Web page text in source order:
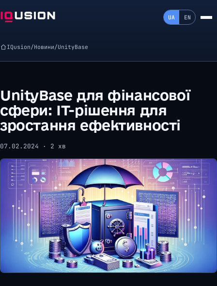
UA EN
IQusion/Новини/UnityBase
UnityBase для фінансової
сфери: ІТ-рішення для
зростання ефективності
07.02.2024 · 2 хв